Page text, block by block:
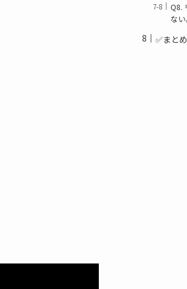
Q8.
な
✅まと